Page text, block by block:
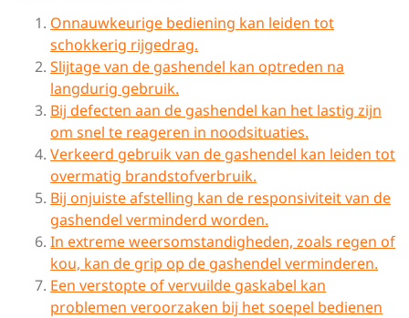
Onnauwkeurige bediening kan leiden tot
schokkerig rijgedrag.
Slijtage van de gashendel kan optreden na
langdurig gebruik.
Bij defecten aan de gashendel kan het lastig zijn
om snel te reageren in noodsituaties.
Verkeerd gebruik van de gashendel kan leiden tot
overmatig brandstofverbruik.
Bij onjuiste afstelling kan de responsiviteit van de
gashendel verminderd worden.
In extreme weersomstandigheden, zoals regen of
kou, kan de grip op de gashendel verminderen.
Een verstopte of vervuilde gaskabel kan
problemen veroorzaken bij het soepel bedienen